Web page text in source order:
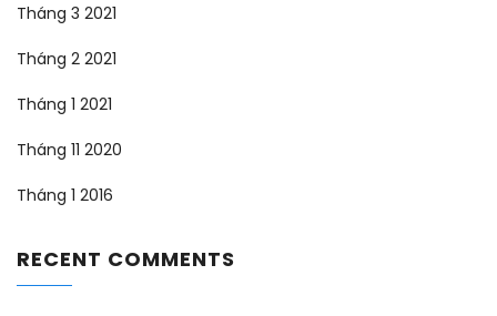
Tháng 3 2021
Tháng 2 2021
Tháng 1 2021
Tháng 11 2020
Tháng 1 2016
RECENT COMMENTS